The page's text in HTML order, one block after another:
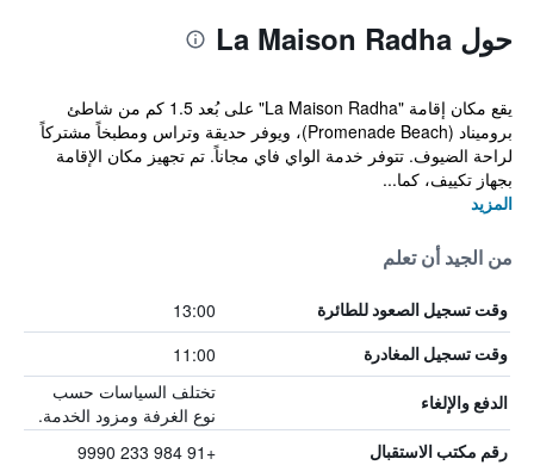
حول La Maison Radha
يقع مكان إقامة "La Maison Radha" على بُعد 1.5 كم من شاطئ
بروميناد (Promenade Beach)، ويوفر حديقة وتراس ومطبخاً مشتركاً
لراحة الضيوف. تتوفر خدمة الواي فاي مجاناً. تم تجهيز مكان الإقامة
بجهاز تكييف، كما...
المزيد
من الجيد أن تعلم
وقت تسجيل الصعود للطائرة 13:00
وقت تسجيل المغادرة 11:00
الدفع والإلغاء
تختلف السياسات حسب
نوع الغرفة ومزود الخدمة.
رقم مكتب الاستقبال +91 984 233 9990